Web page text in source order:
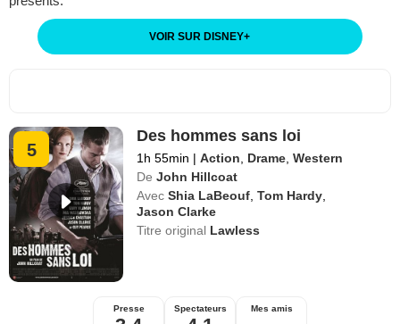
VOIR SUR DISNEY+
5
Des hommes sans loi
1h 55min | Action Drame ,Western
De John Hillcoat
Avec Shia LaBeouf ,Tom Hardy
Jason Clarke
Titre original Lawless
Presse Spectateurs Mes amis